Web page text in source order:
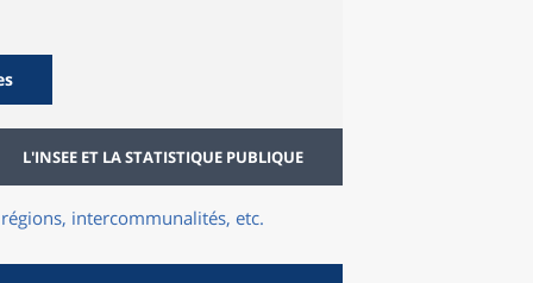
L'INSEE ET LA STATISTIQUE PUBLIQUE
intercommunalités, etc.